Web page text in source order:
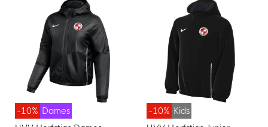
-10% Dames
-10% Kids